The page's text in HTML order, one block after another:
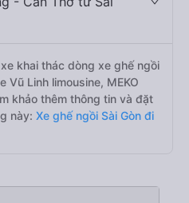
khai thác dòng xe ghế ngồi
Linh limousine, MEKO
khảo thêm thông tin và đặt
này: Xe ghế ngồi Sài Gòn đi